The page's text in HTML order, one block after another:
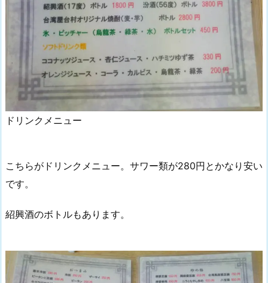
ドリンクメニュー
こちらがドリンクメニュー。サワー類が280円とかなり安い
です。
紹興酒のボトルもあります。